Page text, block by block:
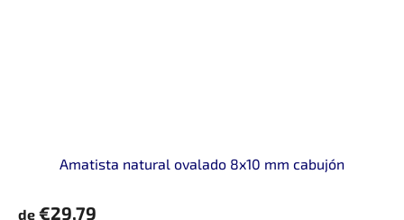
Amatista natural ovalado 8x10 mm cabujón
de €29,79